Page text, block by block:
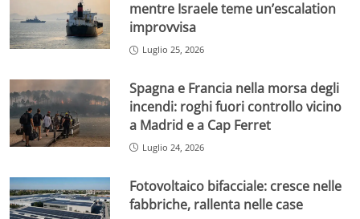
mentre Israele teme un’escalation
improvvisa
Luglio 25, 2026
Spagna e Francia nella morsa degli
incendi: roghi fuori controllo vicino
a Madrid e a Cap Ferret
Luglio 24, 2026
Fotovoltaico bifacciale: cresce nelle
fabbriche, rallenta nelle case